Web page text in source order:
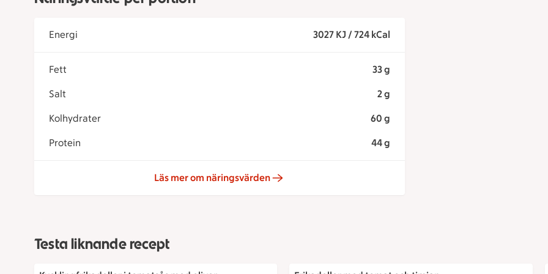
Energi 3027 KJ / 724 kCal
Fett 33 g
Salt 2 g
Kolhydrater 60 g
Protein 44 g
Läs mer om näringsvärden
Testa liknande recept
Kycklingfrikadeller i tomatsås med oliver Frikadeller med tomat och timjan